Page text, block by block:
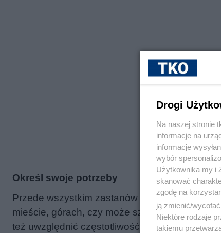
Określ swoje potrzeby
Przede wszystkim zastanów się, w jakim celu
mieście, górach, czy może szosie? Może
też uwzględnić częstotliwość korzystania z
Drogi
Na naszej stronie
informacje na
informacje
wybór
Użytkownika my i
skanować
zgodę na
ją zmienić/
Niektóre rodzaje
takiemu